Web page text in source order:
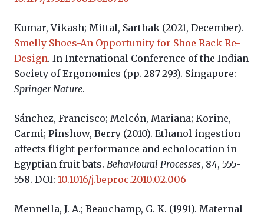
Kumar, Vikash; Mittal, Sarthak (2021, December).
Smelly Shoes-An Opportunity for Shoe Rack Re-
Design. In International Conference of the Indian
Society of Ergonomics (pp. 287-293). Singapore:
Springer Nature.
Sánchez, Francisco; Melcón, Mariana; Korine,
Carmi; Pinshow, Berry (2010). Ethanol ingestion
affects flight performance and echolocation in
Egyptian fruit bats. Behavioural Processes, 84, 555-
558. DOI: 10.1016/j.beproc.2010.02.006
Mennella, J. A.; Beauchamp, G. K. (1991). Maternal